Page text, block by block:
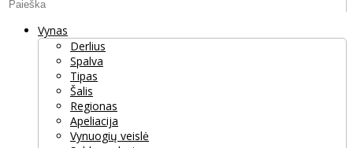
Vynas
Derlius
Spalva
Tipas
Šalis
Regionas
Apeliacija
Vynuogių veislė